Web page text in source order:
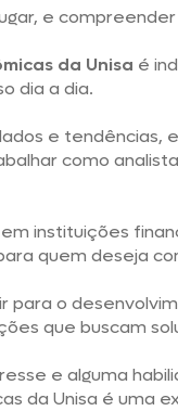
e
da Unisa é
dia a dia.
e tendências,
como
instituições
quem deseja
para o
que buscam
e alguma
da Unisa é uma